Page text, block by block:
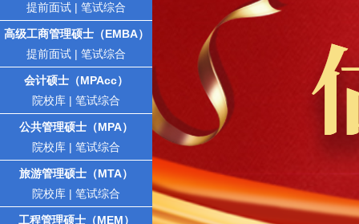
提前面试 | 笔试综合
高级工商管理硕士（EMBA）
提前面试 | 笔试综合
会计硕士（MPAcc）
院校库 | 笔试综合
公共管理硕士（MPA）
院校库 | 笔试综合
旅游管理硕士（MTA）
院校库 | 笔试综合
工程管理硕士（MEM）